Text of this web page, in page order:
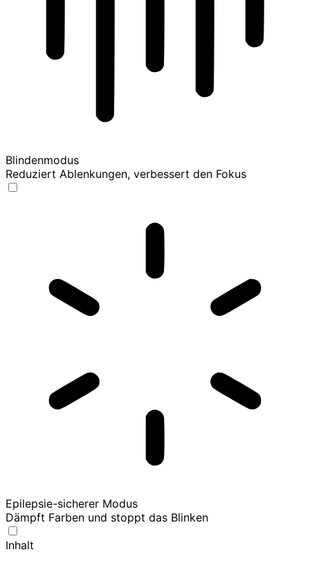
Blindenmodus
Reduziert Ablenkungen, verbessert den Fokus
Epilepsie-sicherer Modus
Dämpft Farben und stoppt das Blinken
Inhalt